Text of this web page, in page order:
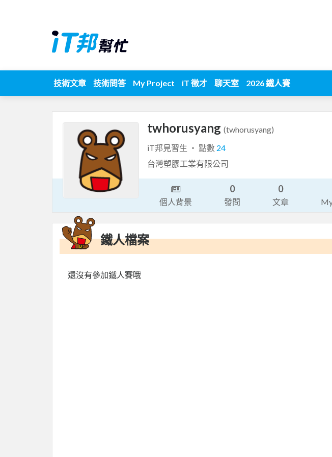
技術文章 技術問答 My Project iT 徵才 聊天室 2026 鐵人賽
twhorusyang (twhorusyang)
iT邦見習生 ‧ 點數 24
台灣塑膠工業有限公司
個人背景
0
發問
0
文章
鐵人檔案
還沒有參加鐵人賽哦